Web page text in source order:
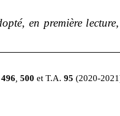
en première
496 500et T.A.95